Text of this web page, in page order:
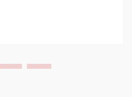
на изолационен
за общата